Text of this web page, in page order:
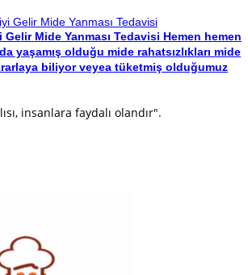
Gelir Mide Yanması Tedavisi Hemen hemen
yaşamış olduğu mide rahatsızlıkları mide
biliyor veyea tüketmiş olduğumuz
insanlara faydalı olandır".